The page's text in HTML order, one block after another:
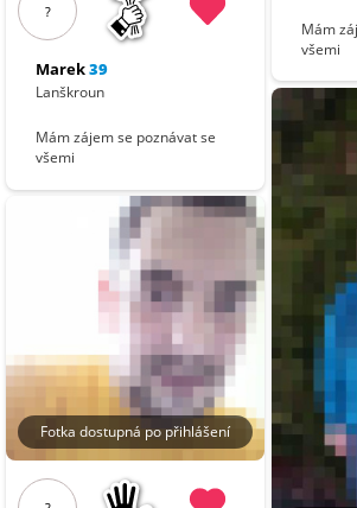
?
Marek39
Lanškroun
Mám zájem se poznávat se
všemi
Fotka dostupná po přihlášení
Mám
všemi